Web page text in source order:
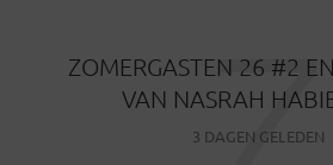
ZOMERGASTEN 26 #2
VAN NASRAH
3 DAGEN GELEDEN